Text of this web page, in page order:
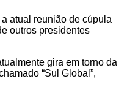
atual reunião de cúpula
outros presidentes
gira em torno da
“Sul Global”,